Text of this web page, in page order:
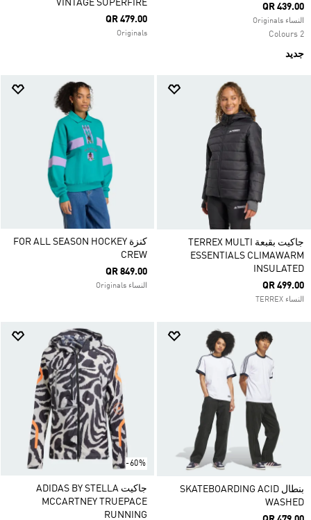
QR 439.00
النساء Originals
2 Colours
جديد
VINTAGE SUPERFIRE
QR 479.00
Originals
جاكيت بقبعة TERREX MULTI
ESSENTIALS CLIMAWARM
INSULATED
QR 499.00
النساء TERREX
كنزة FOR ALL SEASON HOCKEY
CREW
QR 849.00
النساء Originals
بنطال SKATEBOARDING ACID
WASHED
-60%
جاكيت ADIDAS BY STELLA
MCCARTNEY TRUEPACE
RUNNING